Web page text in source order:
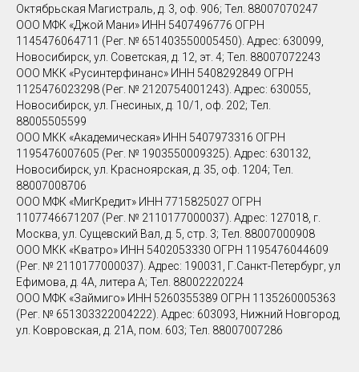
Октябрьская Магистраль, д. 3, оф. 906; Тел. 88007070247
ООО МФК «Джой Мани» ИНН 5407496776 ОГРН
1145476064711 (Рег. № 651403550005450). Адрес: 630099,
Новосибирск, ул. Советская, д. 12, эт. 4; Тел. 88007072243
ООО МКК «Русинтерфинанс» ИНН 5408292849 ОГРН
1125476023298 (Рег. № 2120754001243). Адрес: 630055,
Новосибирск, ул. Гнесиных, д. 10/1, оф. 202; Тел.
88005505599
ООО МКК «Академическая» ИНН 5407973316 ОГРН
1195476007605 (Рег. № 1903550009325). Адрес: 630132,
Новосибирск, ул. Красноярская, д. 35, оф. 1204; Тел.
88007008706
ООО МФК «МигКредит» ИНН 7715825027 ОГРН
1107746671207 (Рег. № 2110177000037). Адрес: 127018, г.
Москва, ул. Сущевский Вал, д. 5, стр. 3; Тел. 88007000908
ООО МКК «Кватро» ИНН 5402053330 ОГРН 1195476044609
(Рег. № 2110177000037). Адрес: 190031, Г.Санкт-Петербург, ул
Ефимова, д. 4А, литера А; Тел. 88002220224
ООО МФК «Займиго» ИНН 5260355389 ОГРН 1135260005363
(Рег. № 651303322004222). Адрес: 603093, Нижний Новгород,
ул. Ковровская, д. 21А, пом. 603; Тел. 88007007286